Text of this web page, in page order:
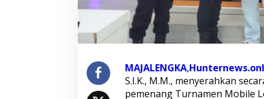
g
P
n
g
h
a
MAJALENGKA,
S.I.K., M.M., menyerahkan
pemenang Turnamen Mobile